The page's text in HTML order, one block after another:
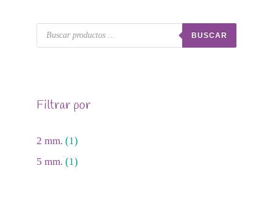
BUSCAR
Filtrar por
2 mm. (1)
5 mm. (1)